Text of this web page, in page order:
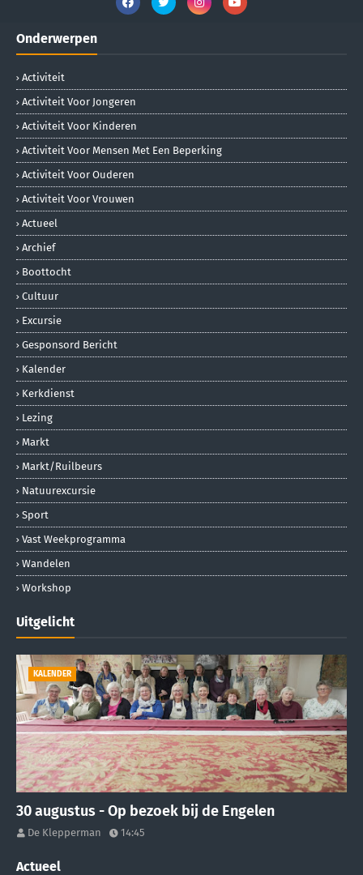
Onderwerpen
Activiteit
Activiteit Voor Jongeren
Activiteit Voor Kinderen
Activiteit Voor Mensen Met Een Beperking
Activiteit Voor Ouderen
Activiteit Voor Vrouwen
Actueel
Archief
Boottocht
Cultuur
Excursie
Gesponsord Bericht
Kalender
Kerkdienst
Lezing
Markt
Markt/ruilbeurs
Natuurexcursie
Sport
Vast Weekprogramma
Wandelen
Workshop
Uitgelicht
KALENDER
30 augustus - Op bezoek bij de Engelen
De Klepperman 14:45
Actueel